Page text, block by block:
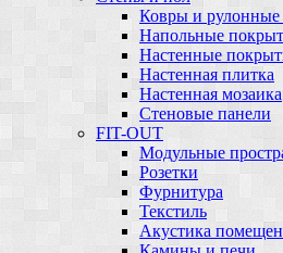
Ковры и рулонные
Напольные
Настенные
Настенная плитка
Настенная мозаика
Стеновые панели
FIT-OUT
Модульные
Розетки
Фурнитура
Текстиль
Акустика